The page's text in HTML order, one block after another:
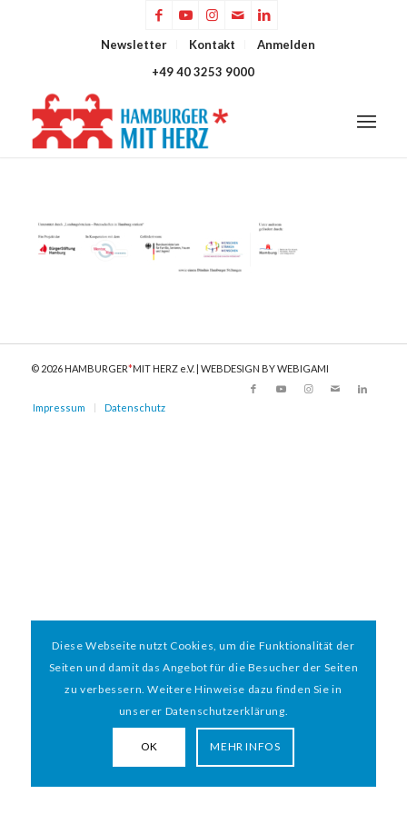
Newsletter Kontakt
Anmelden
+49 40 3253 9000
© 2026 HAMBURGER*MIT HERZ e.V. | WEBDESIGN BY WEBIGAMI
Impressum Datenschutz
Diese Webseite nutzt Cookies, um die Funktionalität der
Seiten und damit das Angebot für die Besucher der Seiten
zu verbessern. Weitere Hinweise dazu finden Sie in
unserer Datenschutzerklärung.
OK MEHR INFOS